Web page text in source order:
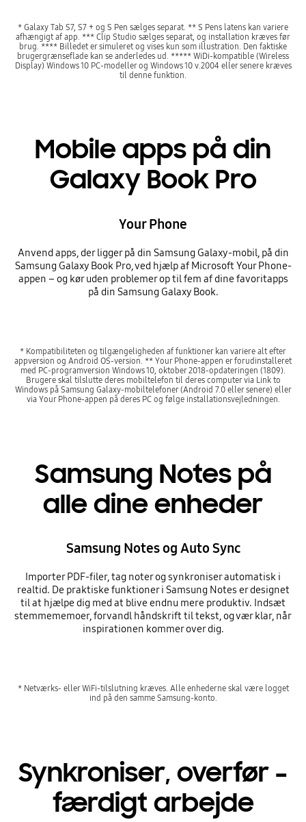
* Galaxy Tab S7, S7 + og S Pen sælges separat. ** S Pens latens kan variere
afhængigt af app. *** Clip Studio sælges separat, og installation kræves før
brug. **** Billedet er simuleret og vises kun som illustration. Den faktiske
brugergrænseflade kan se anderledes ud. ***** WiDi-kompatible (Wireless
Display) Windows 10 PC-modeller og Windows 10 v.2004 eller senere kræves
til denne funktion.
Mobile apps på din
Galaxy Book Pro
Your Phone
Anvend apps, der ligger på din Samsung Galaxy-mobil, på din
Samsung Galaxy Book Pro, ved hjælp af Microsoft Your Phone-
appen – og kør uden problemer op til fem af dine favoritapps
på din Samsung Galaxy Book.
* Kompatibiliteten og tilgængeligheden af funktioner kan variere alt efter
appversion og Android OS-version. ** Your Phone-appen er forudinstalleret
med PC-programversion Windows 10, oktober 2018-opdateringen (1809).
Brugere skal tilslutte deres mobiltelefon til deres computer via Link to
Windows på Samsung Galaxy-mobiltelefoner (Android 7.0 eller senere) eller
via Your Phone-appen på deres PC og følge installationsvejledningen.
Samsung Notes på
alle dine enheder
Samsung Notes og Auto Sync
Importer PDF-filer, tag noter og synkroniser automatisk i
realtid. De praktiske funktioner i Samsung Notes er designet
til at hjælpe dig med at blive endnu mere produktiv. Indsæt
stemmememoer, forvandl håndskrift til tekst, og vær klar, når
inspirationen kommer over dig.
* Netværks- eller WiFi-tilslutning kræves. Alle enhederne skal være logget
ind på den samme Samsung-konto.
Synkroniser, overfør –
færdigt arbejde